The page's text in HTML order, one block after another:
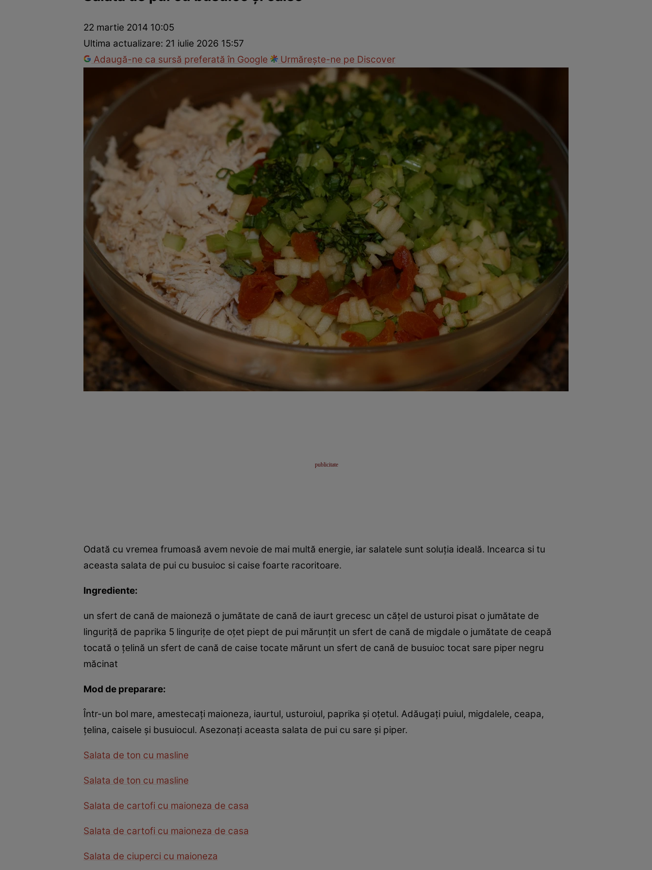
Mâncăruri rapideRețete cu legume
22 martie 2014 10:05
Ultima actualizare: 21 iulie 2026 15:57
Adaugă-ne ca sursă preferată în Google
Urmărește-ne pe Discover
Odată cu vremea frumoasă avem nevoie de mai multă energie, iar salatele sunt soluţia ideală. Incearca si tu
aceasta salata de pui cu busuioc si caise foarte racoritoare.
Ingrediente:
un sfert de cană de maioneză o jumătate de cană de iaurt grecesc un căţel de usturoi pisat o jumătate de
linguriţă de paprika 5 linguriţe de oţet piept de pui mărunţit un sfert de cană de migdale o jumătate de ceapă
tocată o ţelină un sfert de cană de caise tocate mărunt un sfert de cană de busuioc tocat sare piper negru
măcinat
Mod de preparare:
Într-un bol mare, amestecaţi maioneza, iaurtul, usturoiul, paprika şi oţetul. Adăugaţi puiul, migdalele, ceapa,
ţelina, caisele şi busuiocul. Asezonaţi aceasta salata de pui cu sare şi piper.
Salata de ton cu masline
Salata de ton cu masline
Salata de cartofi cu maioneza de casa
Salata de cartofi cu maioneza de casa
Salata de ciuperci cu maioneza